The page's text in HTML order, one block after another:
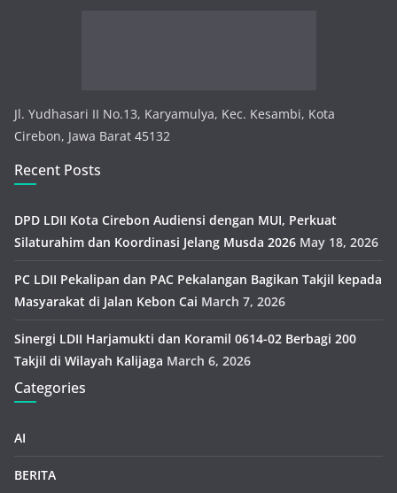
Jl. Yudhasari II No.13, Karyamulya, Kec. Kesambi, Kota
Cirebon, Jawa Barat 45132
Recent Posts
DPD LDII Kota Cirebon Audiensi dengan MUI, Perkuat
Silaturahim dan Koordinasi Jelang Musda 2026 May 18, 2026
PC LDII Pekalipan dan PAC Pekalangan Bagikan Takjil kepada
Masyarakat di Jalan Kebon Cai March 7, 2026
Sinergi LDII Harjamukti dan Koramil 0614-02 Berbagi 200
Takjil di Wilayah Kalijaga March 6, 2026
Categories
AI
BERITA